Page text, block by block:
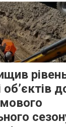
об’єктів